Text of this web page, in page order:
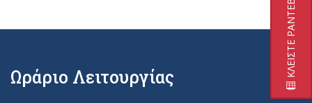
ΚΛΕΙΣΤΕ ΡΑΝΤΕΒΟΥ
Ωράριο Λειτουργίας